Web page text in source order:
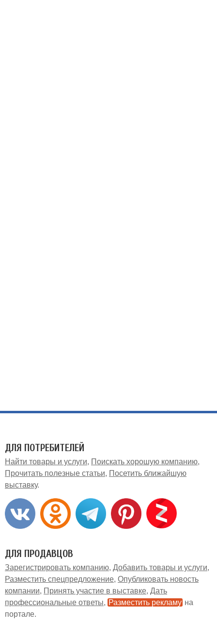
ДЛЯ ПОТРЕБИТЕЛЕЙ
Найти товары и услуги
Поискать хорошую компанию
Прочитать полезные статьи
Посетить ближайшую
выставку
ДЛЯ ПРОДАВЦОВ
Зарегистрировать компанию Добавить товары и услуги
Разместить спецпредложение Опубликовать новость
компании
Принять участие в выставке Дать
профессиональные ответы
Разместить рекламу на
портале